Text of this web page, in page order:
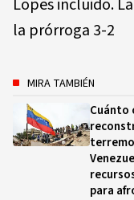
Lopes incluido.
la prórroga 3-2
MIRA TAMBIÉN
Cuánto
para